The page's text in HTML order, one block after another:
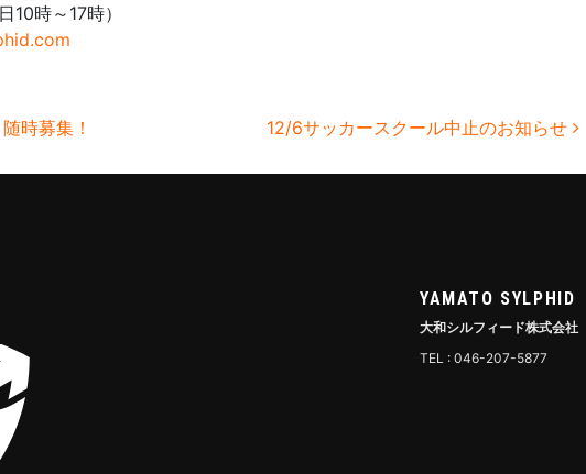
10時～17時）
ョン
時募集！ 12/6サッカースクール中止のお知らせ
YAMATO SYLPHID
大和シルフィード株式会社
TEL : 046-207-5877